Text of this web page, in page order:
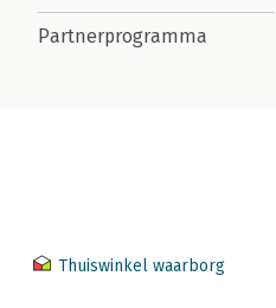
Partnerprogramma
Thuiswinkel waarborg